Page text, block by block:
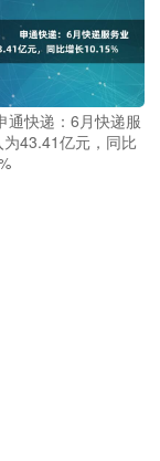
通快递：6月快递服
43.41亿元，同比